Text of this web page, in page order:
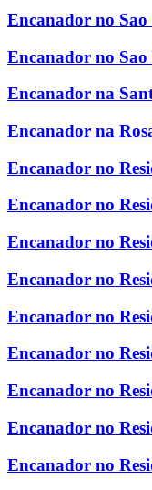
Encanador no
Encanador no
Encanador na
Encanador na
Encanador no
Encanador no
Encanador no
Encanador no
Encanador no
Encanador no
Encanador no
Encanador no
Encanador no